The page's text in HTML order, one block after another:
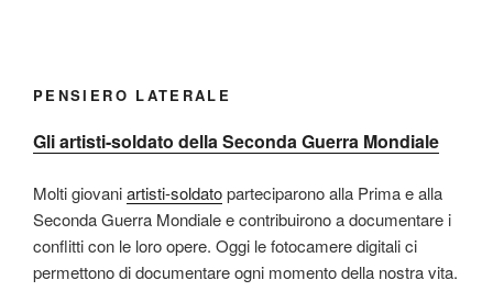
PENSIERO LATERALE
Gli artisti-soldato della Seconda Guerra Mondiale
Molti giovaniartisti-soldatoparteciparono alla Prima e alla
Seconda Guerra Mondiale e contribuirono a documentare i
conflitti con le loro opere. Oggi le fotocamere digitali ci
permettono di documentare ogni momento della nostra vita.